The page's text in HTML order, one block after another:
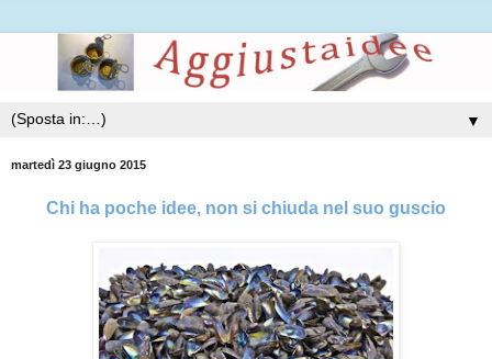
▼
martedì 23 giugno 2015
Chi ha poche idee, non si chiuda nel suo guscio